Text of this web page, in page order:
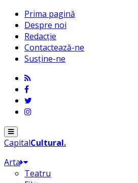
Prima pagină
Despre noi
Redacție
Contactează-ne
Susține-ne
Menu
CapitalCultural.
Arta
Teatru